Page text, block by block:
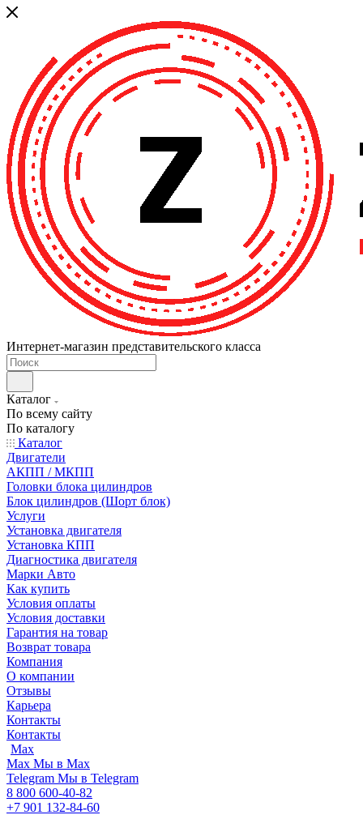
Интернет-магазин представительского класса
Каталог
По всему сайту
По каталогу
Каталог
Двигатели
АКПП / МКПП
Головки блока цилиндров
Блок цилиндров (Шорт блок)
Услуги
Установка двигателя
Установка КПП
Диагностика двигателя
Марки Авто
Как купить
Условия оплаты
Условия доставки
Гарантия на товар
Возврат товара
Компания
О компании
Отзывы
Карьера
Контакты
Контакты
Max
Max Мы в Max
Telegram Мы в Telegram
8 800 600-40-82
+7 901 132-84-60